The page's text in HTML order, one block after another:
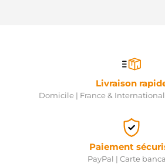
Livraison
Domicile | France &
Paiement
PayPal | Carte